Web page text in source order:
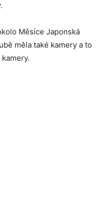
Měsíce Japonská
měla také kamery a to